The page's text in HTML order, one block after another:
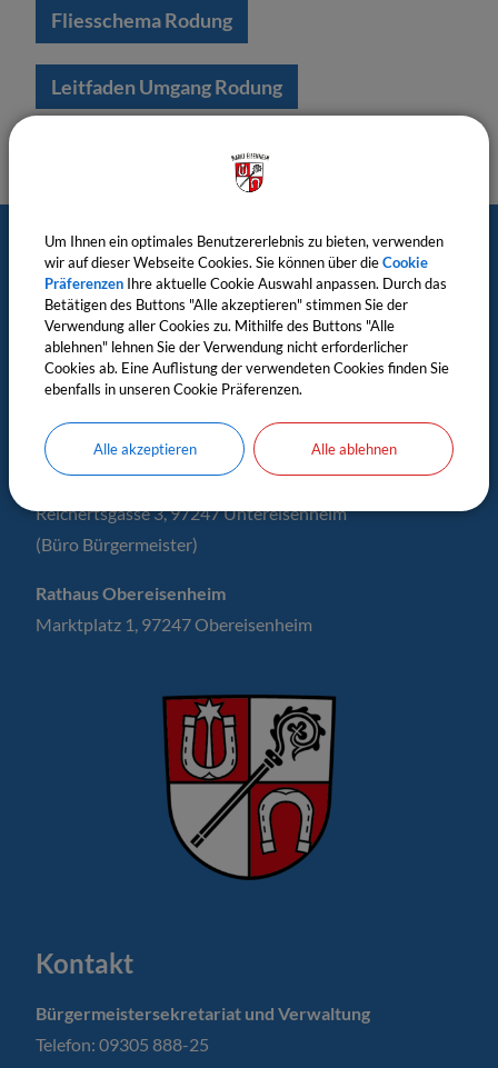
Fliesschema Rodung
Leitfaden Umgang Rodung
Postanschrift
Markt Eisenheim
c/o Verwaltungsgemeinschaft Estenfeld
Untere Ritterstr. 6, 97230 Estenfeld
Rathäuser
Rathaus Untereisenheim
Reichertsgasse 3, 97247 Untereisenheim
(Büro Bürgermeister)
Rathaus Obereisenheim
Marktplatz 1, 97247 Obereisenheim
Kontakt
Bürgermeistersekretariat und Verwaltung
Telefon: 09305 888-25
Um Ihnen ein optimales Benutzererlebnis zu bieten, verwenden
wir auf dieser Webseite Cookies. Sie können über dieCookie
Präferenzen Ihre aktuelle Cookie Auswahl anpassen. Durch das
Betätigen des Buttons "Alle akzeptieren" stimmen Sie der
Verwendung aller Cookies zu. Mithilfe des Buttons "Alle
ablehnen" lehnen Sie der Verwendung nicht erforderlicher
Cookies ab. Eine Auflistung der verwendeten Cookies finden Sie
ebenfalls in unseren Cookie Präferenzen.
Alle akzeptieren Alle ablehnen